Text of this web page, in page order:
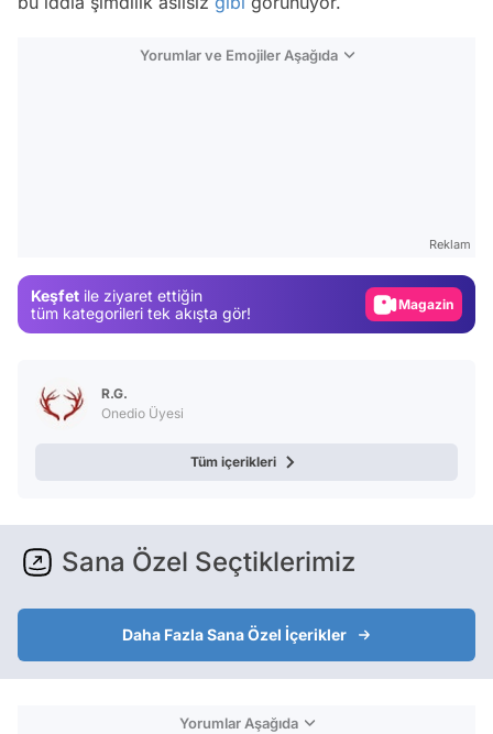
Yorumlar ve Emojiler Aşağıda
Reklam
Keşfet ile ziyaret ettiğin
tüm kategorileri tek akışta gör!
Video
R.G.
Onedio Üyesi
Tüm içerikleri
Sana Özel Seçtiklerimiz
Daha Fazla Sana Özel İçerikler
Yorumlar Aşağıda